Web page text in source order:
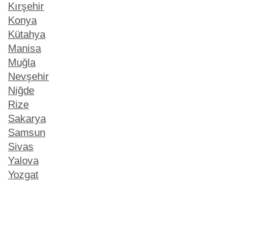
Kırşehir
Konya
Kütahya
Manisa
Muğla
Nevşehir
Niğde
Rize
Sakarya
Samsun
Sivas
Yalova
Yozgat